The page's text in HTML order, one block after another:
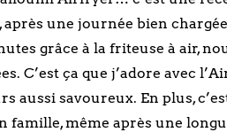
après une journée bien
grâce à la friteuse à air,
C’est ça que j’adore avec
aussi savoureux. En plus,
famille, même après une